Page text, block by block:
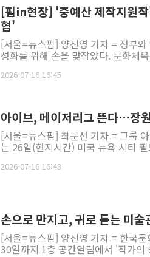
[핌in현장] '중예산 제작지원
협'
[서울=뉴스핌] 양진영 기자 = 정부
성화를 위해 손을 맞잡았다. 문화체
2026-07-16 16:45
아이브, 메이저리그 뜬다…장
[서울=뉴스핌] 최문선 기자 = 그룹
는 26일(현지시간) 미국 뉴욕 시티
2026-07-16 16:43
손으로 만지고, 귀로 듣는 미
[서울=뉴스핌] 양진영 기자 = 한국
30일까지 1층 공간열림에서 '작가의